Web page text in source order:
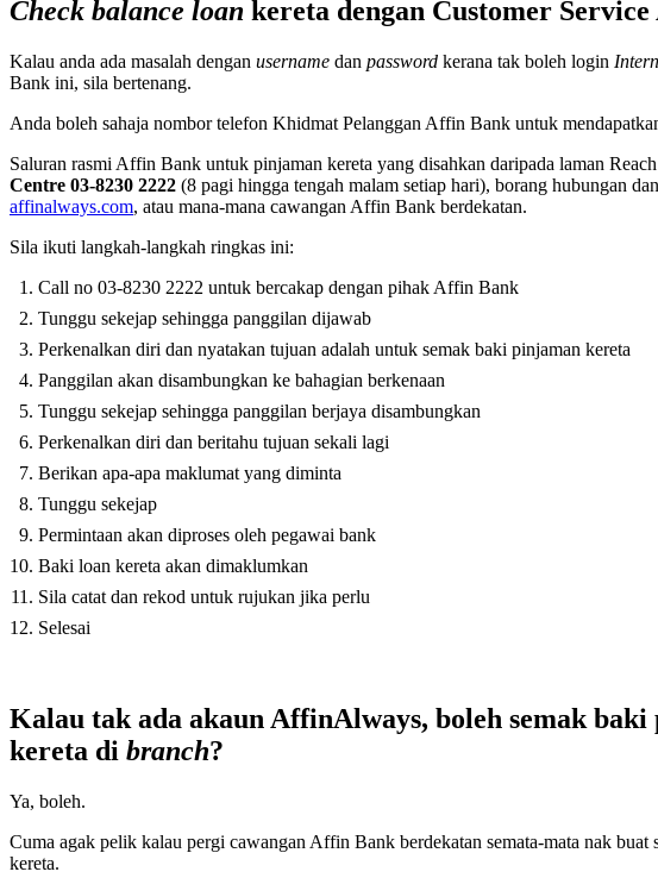
Check balance loan kereta dengan Customer
Kalau anda ada masalah dengan username dan password kerana tak boleh login
Bank ini, sila bertenang.
Anda boleh sahaja nombor telefon Khidmat Pelanggan Affin Bank untuk
Saluran rasmi Affin Bank untuk pinjaman kereta yang disahkan daripada laman
Centre 03-8230 2222 (8 pagi hingga tengah malam setiap hari), borang hubungan
affinalways.com, atau mana-mana cawangan Affin Bank berdekatan.
Sila ikuti langkah-langkah ringkas ini:
Call no 03-8230 2222 untuk bercakap dengan pihak Affin Bank
Tunggu sekejap sehingga panggilan dijawab
Perkenalkan diri dan nyatakan tujuan adalah untuk semak baki pinjaman kereta
Panggilan akan disambungkan ke bahagian berkenaan
Tunggu sekejap sehingga panggilan berjaya disambungkan
Perkenalkan diri dan beritahu tujuan sekali lagi
Berikan apa-apa maklumat yang diminta
Tunggu sekejap
Permintaan akan diproses oleh pegawai bank
Baki loan kereta akan dimaklumkan
Sila catat dan rekod untuk rujukan jika perlu
Selesai
Kalau tak ada akaun AffinAlways, boleh semak baki
kereta di branch?
Ya, boleh.
Cuma agak pelik kalau pergi cawangan Affin Bank berdekatan semata-mata nak buat
kereta.